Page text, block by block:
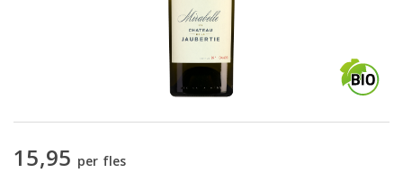
15,95 per fles